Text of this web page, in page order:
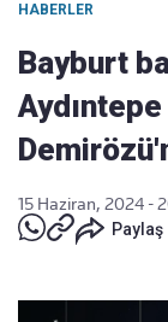
HABERLER
Bayburt
15 Haziran, 2024 -
Paylaş